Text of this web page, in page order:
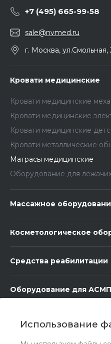
Использование
+7 (495) 665-99-58
sale@nvmed.ru
г. Москва,
Кровати медицинские
Кровати медицинские
Кровати медицинские
Кровати медицинские
Кровати металлические
Матрасы медицинские
Оборудование для
Массажное
Косметологическое
Средства реабилитации
Оборудование для